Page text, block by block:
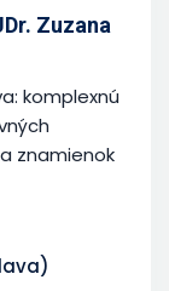
Zuzana
komplexnú
znamienok